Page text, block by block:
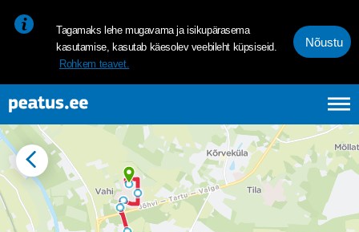
Tagamaks lehe mugavama ja isikupärasema
kasutamise, kasutab käesolev veebileht küpsiseid.
Rohkem teavet.
Nõustu